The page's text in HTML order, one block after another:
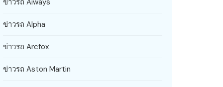
ข่าวรถ Alpha
ข่าวรถ Arcfox
ข่าวรถ Aston Martin